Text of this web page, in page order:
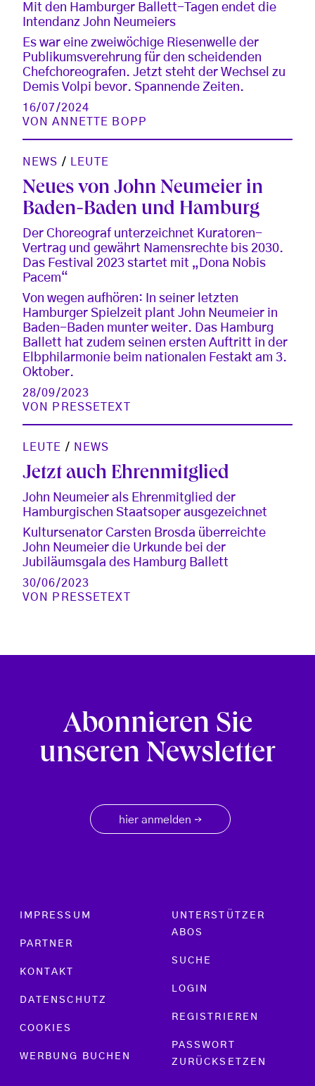
Mit den Hamburger Ballett-Tagen endet die
Intendanz John Neumeiers
Es war eine zweiwöchige Riesenwelle der
Publikumsverehrung für den scheidenden
Chefchoreografen. Jetzt steht der Wechsel zu
Demis Volpi bevor. Spannende Zeiten.
16/07/2024
VONANNETTE BOPP
NEWS / LEUTE
Neues von John Neumeier in
Baden-Baden und Hamburg
Der Choreograf unterzeichnet Kuratoren-
Vertrag und gewährt Namensrechte bis 2030.
Das Festival 2023 startet mit „Dona Nobis
Pacem“
Von wegen aufhören: In seiner letzten
Hamburger Spielzeit plant John Neumeier in
Baden-Baden munter weiter. Das Hamburg
Ballett hat zudem seinen ersten Auftritt in der
Elbphilarmonie beim nationalen Festakt am 3.
Oktober.
28/09/2023
VON
PRESSETEXT
LEUTE / NEWS
Jetzt auch Ehrenmitglied
John Neumeier als Ehrenmitglied der
Hamburgischen Staatsoper ausgezeichnet
Kultursenator Carsten Brosda überreichte
John Neumeier die Urkunde bei der
Jubiläumsgala des Hamburg Ballett
30/06/2023
VON
PRESSETEXT
Abonnieren Sie
unseren Newsletter
hier anmelden →
Footer menu
IMPRESSUM
PARTNER
KONTAKT
DATENSCHUTZ
COOKIES
WERBUNG BUCHEN
UNTERSTÜTZER
ABOS
SUCHE
LOGIN
REGISTRIEREN
PASSWORT
ZURÜCKSETZEN